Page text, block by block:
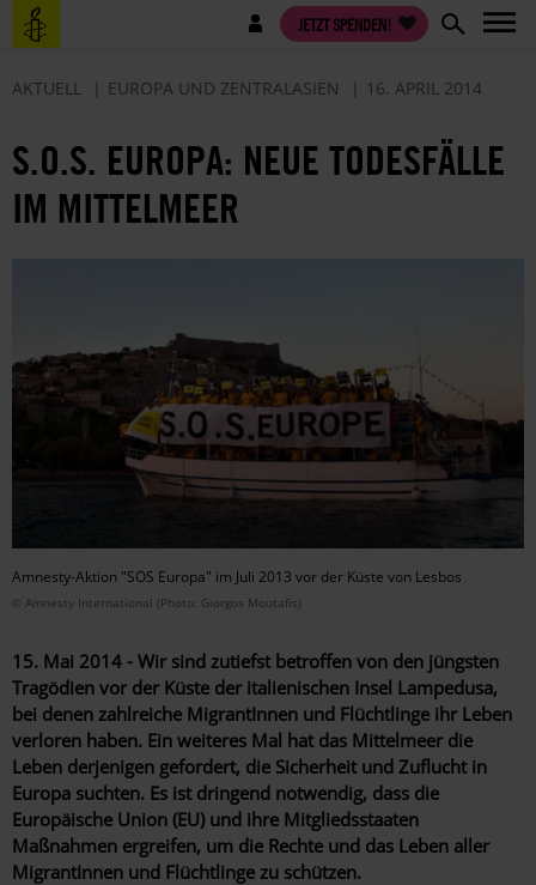
Direkt
zum
Benutzermenü JETZT SPENDEN!
AKTUELL EUROPA UND ZENTRALASIEN 16. APRIL 2014
S.O.S. EUROPA: NEUE TODESFÄLLE
IM MITTELMEER
Amnesty-Aktion "SOS Europa" im Juli 2013 vor der Küste von Lesbos
© Amnesty International (Photo: Giorgos Moutafis)
15. Mai 2014 - Wir sind zutiefst betroffen von den jüngsten
Tragödien vor der Küste der italienischen Insel Lampedusa,
bei denen zahlreiche MigrantInnen und Flüchtlinge ihr Leben
verloren haben. Ein weiteres Mal hat das Mittelmeer die
Leben derjenigen gefordert, die Sicherheit und Zuflucht in
Europa suchten. Es ist dringend notwendig, dass die
Europäische Union (EU) und ihre Mitgliedsstaaten
Maßnahmen ergreifen, um die Rechte und das Leben aller
MigrantInnen und Flüchtlinge zu schützen.